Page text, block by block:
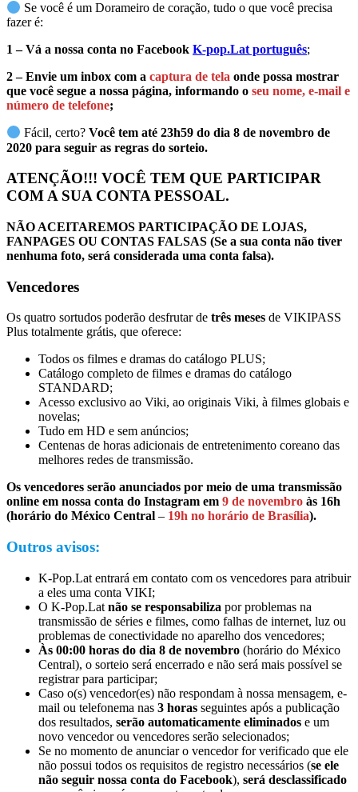
Se você é um Dorameiro de coração, tudo o que você precisa
fazer é:
1 – Vá a nossa conta no Facebook K-pop.Lat português;
2 – Envie um inbox com a captura de tela onde possa mostrar
que você segue a nossa página, informando o seu nome, e-mail e
número de telefone;
Fácil, certo?Você tem até 23h59 do dia 8 de novembro de
2020 para seguir as regras do sorteio.
ATENÇÃO!!! ️VOCÊ TEM QUE PARTICIPAR
COM A SUA CONTA PESSOAL.
NÃO ACEITAREMOS PARTICIPAÇÃO DE LOJAS,
FANPAGES OU CONTAS FALSAS (Se a sua conta não tiver
nenhuma foto, será considerada uma conta falsa).
Vencedores
Os quatro sortudos poderão desfrutar de três meses de VIKIPASS
Plus totalmente grátis, que oferece:
Todos os filmes e dramas do catálogo PLUS;
Catálogo completo de filmes e dramas do catálogo
STANDARD;
Acesso exclusivo ao Viki, ao originais Viki, à filmes globais e
novelas;
Tudo em HD e sem anúncios;
Centenas de horas adicionais de entretenimento coreano das
melhores redes de transmissão.
Os vencedores serão anunciados por meio de uma transmissão
online em nossa conta do Instagram em 9 de novembro às 16h
(horário do México Central – 19h no horário de Brasília).
Outros avisos:
K-Pop.Lat entrará em contato com os vencedores para atribuir
a eles uma conta VIKI;
O K-Pop.Lat não se responsabiliza por problemas na
transmissão de séries e filmes, como falhas de internet, luz ou
problemas de conectividade no aparelho dos vencedores;
Às 00:00 horas do dia 8 de novembro (horário do México
Central), o sorteio será encerrado e não será mais possível se
registrar para participar;
Caso o(s) vencedor(es) não respondam à nossa mensagem, e-
mail ou telefonema nas 3 horas seguintes após a publicação
dos resultados, serão automaticamente eliminados e um
novo vencedor ou vencedores serão selecionados;
Se no momento de anunciar o vencedor for verificado que ele
não possui todos os requisitos de registro necessários (se ele
não seguir nossa conta do Facebook), será desclassificado